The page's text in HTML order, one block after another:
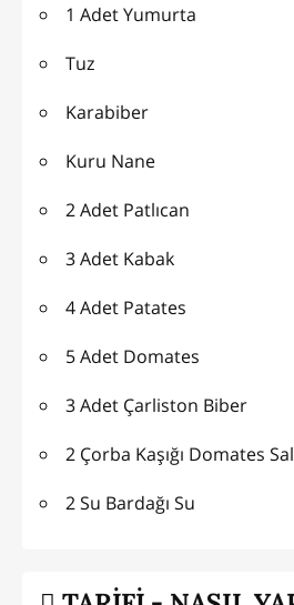
1 Adet Yumurta
Tuz
Karabiber
Kuru Nane
2 Adet Patlıcan
3 Adet Kabak
4 Adet Patates
5 Adet Domates
3 Adet Çarliston Biber
2 Çorba Kaşığı Domates
2 Su Bardağı Su